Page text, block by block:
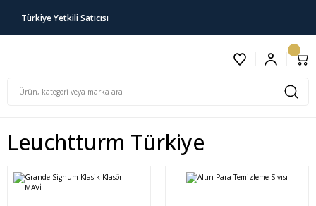
Türkiye Yetkili Satıcısı
Leuchtturm Türkiye